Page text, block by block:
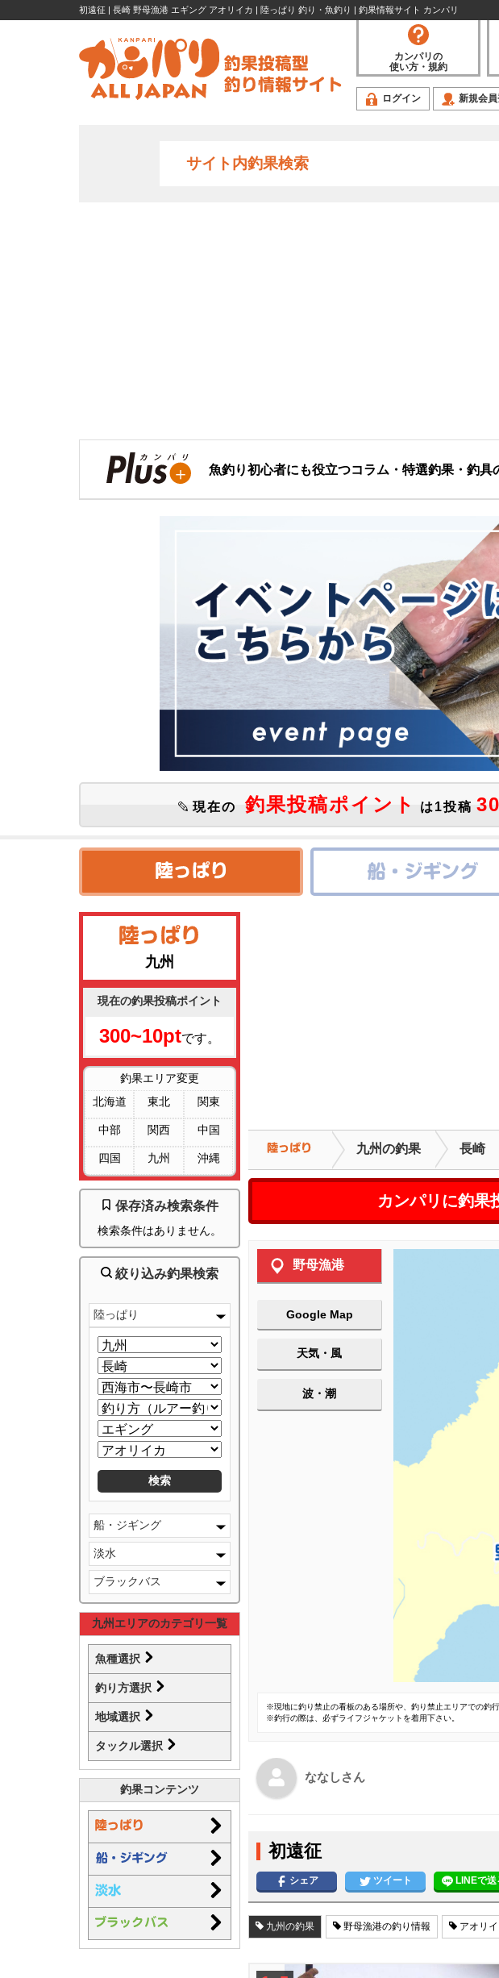
初遠征 | 長崎 野母漁港 エギング アオリイカ | 陸っぱり 釣り・魚釣り | 釣果情報サイト カンパリ
カンパリの
使い方・規約
ログイン 新規会
サイト内釣果検索
魚釣り初心者にも役立つコラム・特選釣果・釣具
現在の 釣果投稿ポイント は1投稿
九州
現在の釣果投稿ポイント
300~10ptです。
釣果エリア変更
北海道
東北 関東
中部 関西 中国
四国 九州 沖縄
保存済み検索条件
検索条件はありません。
絞り込み釣果検索
陸っぱり
船・ジギング
淡水
ブラックバス
九州エリアのカテゴリ一覧
魚種選択
釣り方選択
地域選択
タックル選択
釣果コンテンツ
九州の釣果 長崎
カンパリに釣果
野母漁港
Google Map
天気・風
波・潮
※現地に釣り禁止の看板のある場所や、釣り禁止エリアでの釣
※釣行の際は、必ずライフジャケットを着用下さい。
ななしさん
初遠征
シェア ツイート LINEで送
九州の釣果 野母漁港の釣り情報 アオリ